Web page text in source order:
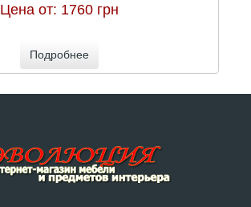
Цена от: 1760 грн
Подробнее